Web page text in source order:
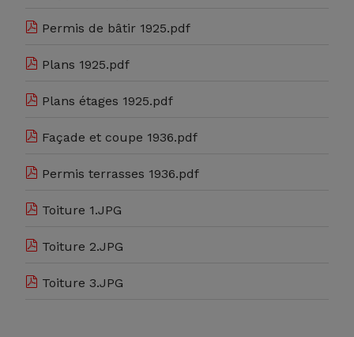
Permis de bâtir 1925.pdf
Plans 1925.pdf
Plans étages 1925.pdf
Façade et coupe 1936.pdf
Permis terrasses 1936.pdf
Toiture 1.JPG
Toiture 2.JPG
Toiture 3.JPG